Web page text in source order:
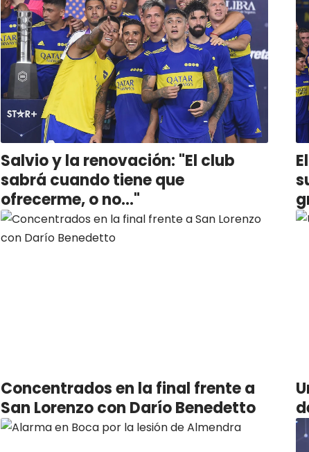
Salvio y la renovación: "El club
sabrá cuando tiene que
ofrecerme, o no..."
Concentrados en la final frente a
San Lorenzo con Darío Benedetto